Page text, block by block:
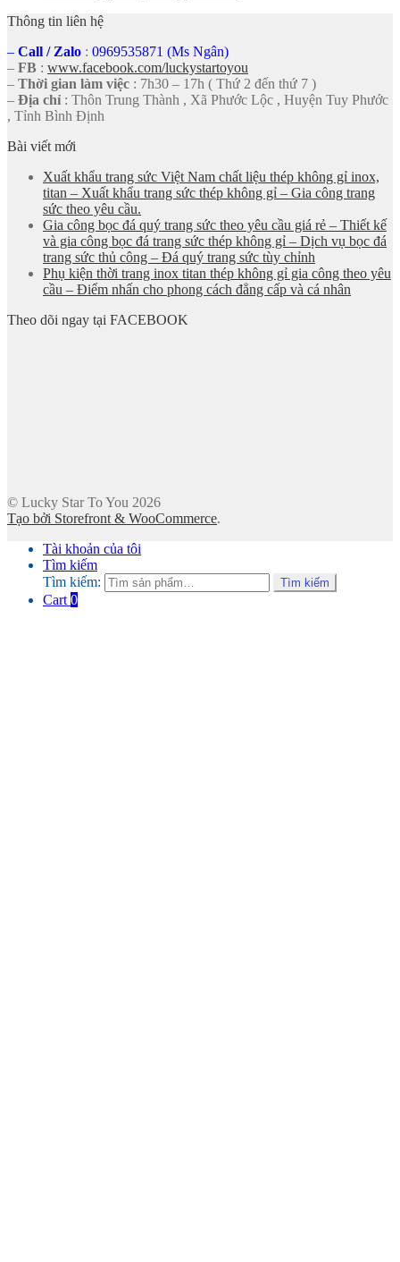
Thông tin liên hệ
– Call / Zalo : 0969535871 (Ms Ngân)
– FB : www.facebook.com/luckystartoyou
– Thời gian làm việc : 7h30 – 17h ( Thứ 2 đến thứ 7 )
– Địa chỉ : Thôn Trung Thành , Xã Phước Lộc , Huyện Tuy Phước
, Tỉnh Bình Định
Bài viết mới
Xuất khẩu trang sức Việt Nam chất liệu thép không gỉ inox,
titan – Xuất khẩu trang sức thép không gỉ – Gia công trang
sức theo yêu cầu.
Gia công bọc đá quý trang sức theo yêu cầu giá rẻ – Thiết kế
và gia công bọc đá trang sức thép không gỉ – Dịch vụ bọc đá
trang sức thủ công – Đá quý trang sức tùy chỉnh
Phụ kiện thời trang inox titan thép không gỉ gia công theo yêu
cầu – Điểm nhấn cho phong cách đẳng cấp và cá nhân
Theo dõi ngay tại FACEBOOK
© Lucky Star To You 2026
Tạo bởi Storefront & WooCommerce.
Tài khoản của tôi
Tìm kiếm
Tìm kiếm:
Tìm kiếm
Cart 0